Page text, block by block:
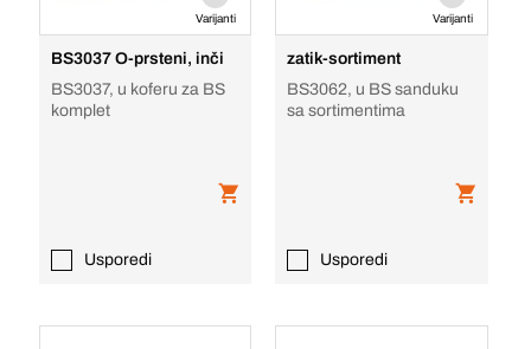
Varijanti
BS3037 O-prsteni, inči
BS3037, u koferu za BS
komplet
Usporedi
Varijanti
zatik-sortiment
BS3062, u BS sanduku
sa sortimentima
Usporedi